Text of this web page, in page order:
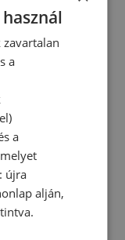
Kft.
Társaság
Kft.
és
Hair Kft.)
Kft.
a
a
újra
alján,